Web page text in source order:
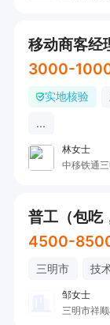
3000-
实地核验
...
林女士
中移铁通三
普工（包吃
4500-
三明市 技
邹女士
三明市祥